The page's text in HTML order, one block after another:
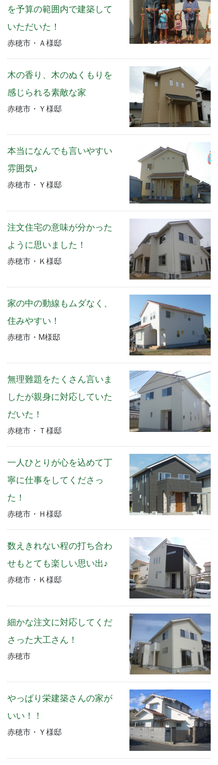
を予算の範囲内で建築して
いただいた！
赤穂市・Ａ様邸
木の香り、木のぬくもりを
感じられる素敵な家
赤穂市・Ｙ様邸
本当になんでも言いやすい
雰囲気♪
赤穂市・Ｙ様邸
注文住宅の意味が分かった
ように思いました！
赤穂市・Ｋ様邸
家の中の動線もムダなく、
住みやすい！
赤穂市・M様邸
無理難題をたくさん言いま
したが親身に対応していた
だいた！
赤穂市・Ｔ様邸
一人ひとりが心を込めて丁
寧に仕事をしてくださっ
た！
赤穂市・Ｈ様邸
数えきれない程の打ち合わ
せもとても楽しい思い出♪
赤穂市・Ｋ様邸
細かな注文に対応してくだ
さった大工さん！
赤穂市
やっぱり栄建築さんの家が
いい！！
赤穂市・Ｙ様邸